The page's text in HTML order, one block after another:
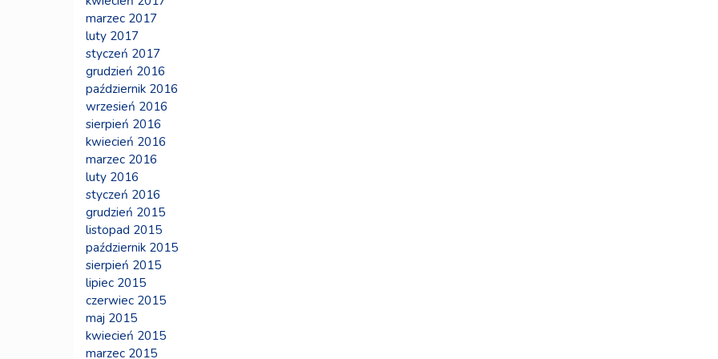
marzec 2017
luty 2017
styczeń 2017
grudzień 2016
październik 2016
wrzesień 2016
sierpień 2016
kwiecień 2016
marzec 2016
luty 2016
styczeń 2016
grudzień 2015
listopad 2015
październik 2015
sierpień 2015
lipiec 2015
czerwiec 2015
maj 2015
kwiecień 2015
marzec 2015